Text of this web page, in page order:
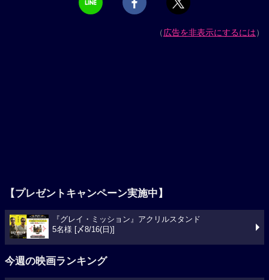
（広告を非表示にするには）
【プレゼントキャンペーン実施中】
『グレイ・ミッション』アクリルスタンド
5名様 [〆8/16(日)]
今週の映画ランキング